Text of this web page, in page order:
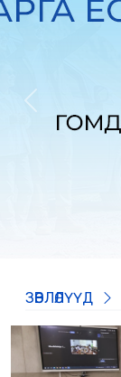
Previous
ЗӨВЛӨЛҮҮД